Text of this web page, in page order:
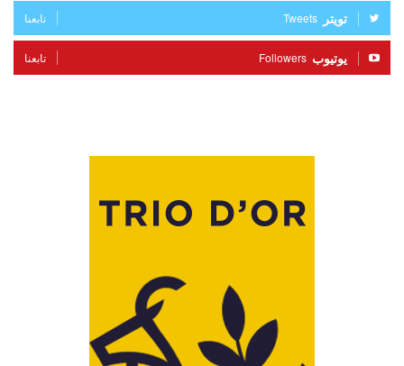
تويتر Tweets تابعنا
يوتيوب Followers تابعنا